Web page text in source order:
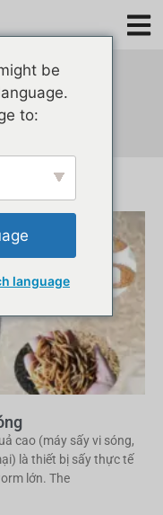
cao (máy sấy vi sóng,
là thiết bị sấy thực tế
lớn. The
be
to:
language